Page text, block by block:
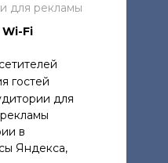
для рекламы
Wi-Fi
гостей
для
в
Яндекса,